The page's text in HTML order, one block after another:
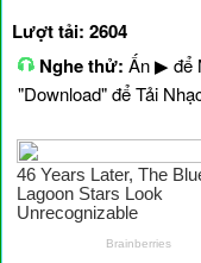
Lượt tải: 2604
Nghe thử: Ấn ▶ để
"Download" để Tải